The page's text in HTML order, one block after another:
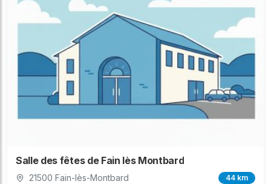
Salle des fêtes de Fain lès Montbard
21500 Fain-lès-Montbard 44 km